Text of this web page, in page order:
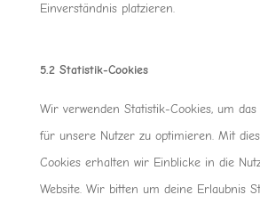
Einverständnis platzieren.
5.2 Statistik-Cookies
Wir verwenden Statistik-Cookies, um
für unsere Nutzer zu optimieren. Mit
Cookies erhalten wir Einblicke in die
Website. Wir bitten um deine Erlaubnis